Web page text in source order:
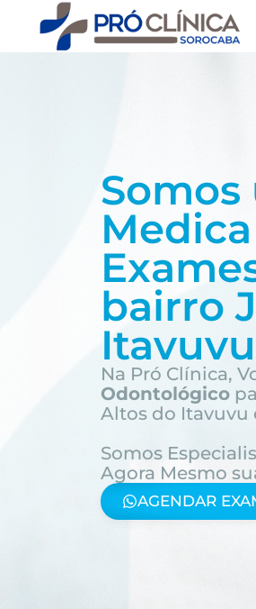
Somos
bairro
Na Pró Clínica,
Odontológico
Altos do Itavuvu
Somos
Agora Mesmo
AGENDAR